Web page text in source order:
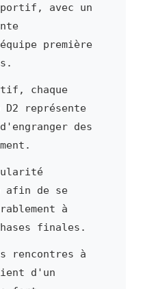
avec un
première
chaque
représente
des
afin de se
à
finales.
rencontres à
d'un